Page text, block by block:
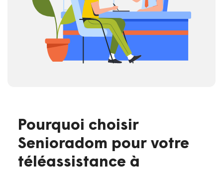
Pourquoi choisir
Senioradom pour votre
téléassistance à